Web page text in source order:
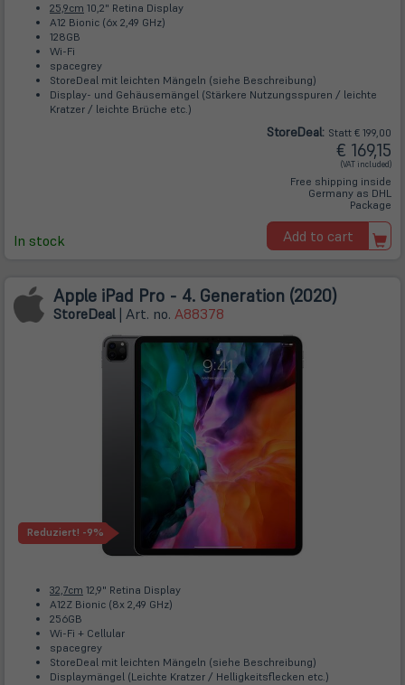
25,9cm 10,2" Retina Display
A12 Bionic (6x 2,49 GHz)
128GB
Wi-Fi
spacegrey
StoreDeal mit leichten Mängeln (siehe Beschreibung)
Display- und Gehäusemängel (Stärkere Nutzungsspuren / leichte
Kratzer / leichte Brüche etc.)
In stock
StoreDeal: Statt € 199,00
€ 169,15
(VAT included)
Free shipping inside
Germany as DHL
Package
Add to cart
Apple iPad Pro - 4. Generation (2020)
StoreDeal| Art. no. A88378
Reduziert! -9%
32,7cm 12,9" Retina Display
A12Z Bionic (8x 2,49 GHz)
256GB
Wi-Fi + Cellular
spacegrey
StoreDeal mit leichten Mängeln (siehe Beschreibung)
Displaymängel (Leichte Kratzer / Helligkeitsflecken etc.)